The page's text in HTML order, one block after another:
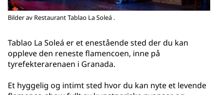
Bilder av Restaurant Tablao La Soleá .
Tablao La Soleá er et enestående sted der du kan
oppleve den reneste flamencoen, inne på
tyrefekterarenaen i Granada.
Et hyggelig og intimt sted hvor du kan nyte et levende